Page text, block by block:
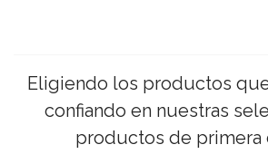
Eligiendo los productos
confiando en nuestras
productos de primera